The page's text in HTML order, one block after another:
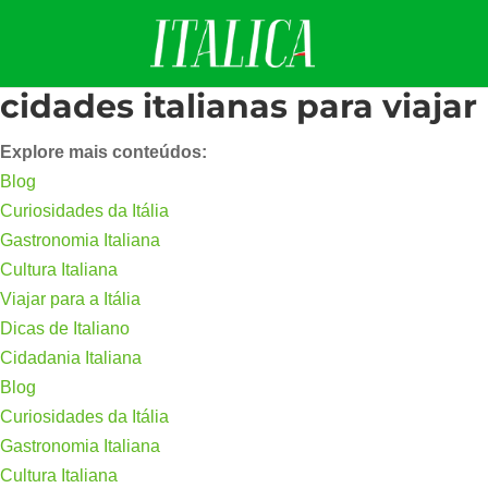
cidades italianas para viajar
Explore mais conteúdos:
Blog
Curiosidades da Itália
Gastronomia Italiana
Cultura Italiana
Viajar para a Itália
Dicas de Italiano
Cidadania Italiana
Blog
Curiosidades da Itália
Gastronomia Italiana
Cultura Italiana